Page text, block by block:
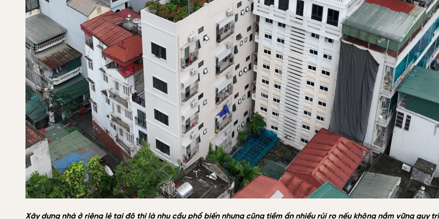
Xây dựng nhà ở riêng lẻ tại đô thị là nhu cầu phổ biến nhưng cũng tiềm ẩn nhiều rủi ro nếu không nắm vững quy